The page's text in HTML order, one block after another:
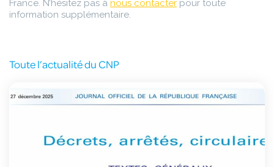
France. N’hésitez pas à nous contacter pour toute
information supplémentaire.
Toute l’actualité du CNP